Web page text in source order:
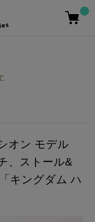
オン モデル
、ストール&
キングダム ハ